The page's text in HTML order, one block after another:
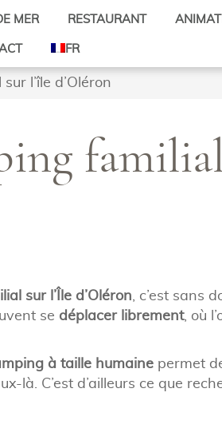
MER RESTAURANT
Activités
Soirées à
FR
l’île d’Oléron
sur l’Île d’Oléron, c’est sans
se déplacer librement, où
à taille humainepermet
là. C’est d’ailleurs ce que